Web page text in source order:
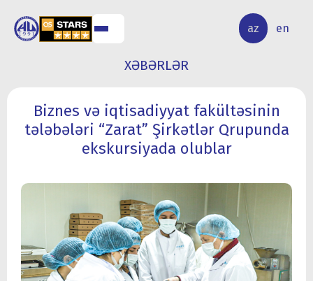
az en
ELMİ
TƏDQİQAT
XƏBƏRLƏR
Biznes və iqtisadiyyat fakültəsinin
tələbələri “Zarat” Şirkətlər Qrupunda
ekskursiyada olublar